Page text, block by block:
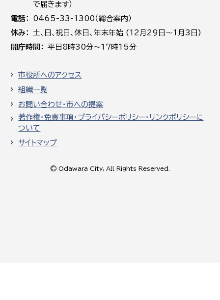
で届きます）
電話
0465-33-1300（総合案内）
休み
土､日､祝日、休日、年末年始 (12月29日～1月3日)
開庁時間
平日8時30分～17時15分
市役所へのアクセス
組織一覧
お問い合わせ・市への提案
著作権・免責事項・プライバシーポリシー・リンクポリシーに
ついて
サイトマップ
© Odawara City, All Rights Reserved.